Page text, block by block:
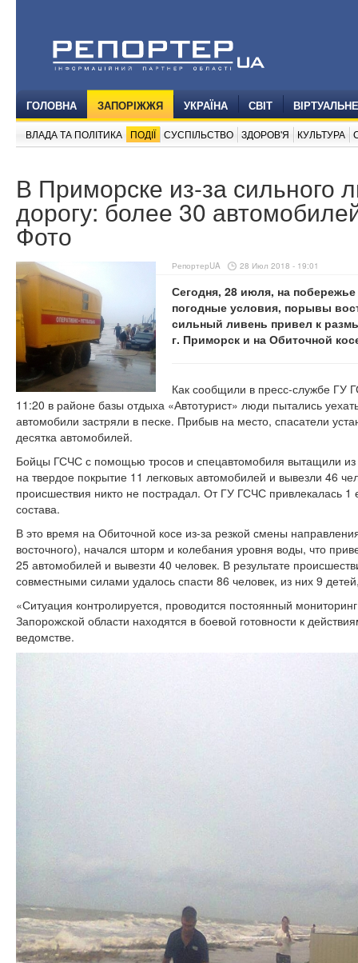
ГОЛОВНА ЗАПОРІЖЖЯ УКРАЇНА СВІТ
ВЛАДА ТА ПОЛІТИКА ПОДІЇ СУСПІЛЬСТВО ЗДОРОВ'Я КУЛЬТУРА
В Приморске из-за сильного
дорогу: более 30
Фото
РепортерUA 28 Июл 2018 - 19:01
Сегодня, 28 июля, на
погодные условия, порывы
сильный ливень привел к
г. Приморск и на Обиточной
Как сообщили в пресс-службе ГУ
11:20 в районе базы отдыха «Автотурист» люди пытались
автомобили застряли в песке. Прибыв на место, спасатели
десятка автомобилей.
Бойцы ГСЧС с помощью тросов и спецавтомобиля вытащили
на твердое покрытие 11 легковых автомобилей и вывезли 46
происшествия никто не пострадал. От ГУ ГСЧС привлекалась 1
состава.
В это время на Обиточной косе из-за резкой смены
восточного), начался шторм и колебания уровня воды, что
25 автомобилей и вывезти 40 человек. В результате
совместными силами удалось спасти 86 человек, из них 9
«Ситуация контролируется, проводится постоянный
Запорожской области находятся в боевой готовности к
ведомстве.